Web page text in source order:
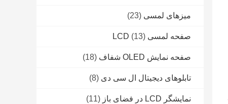
میزهای لمسی (23)
صفحه لمسی LCD (13)
صفحه نمایش OLED شفاف (18)
تابلوهای دیجیتال ال سی دی (8)
نمایشگر LCD در فضای باز (11)